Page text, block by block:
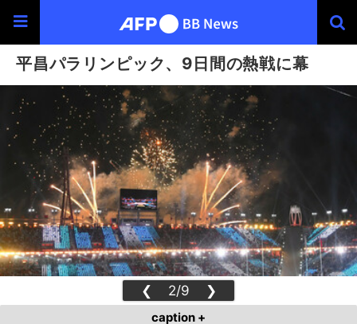
平昌パラリンピック、9日間の熱戦に幕
❮ 2/9 ❯
caption +